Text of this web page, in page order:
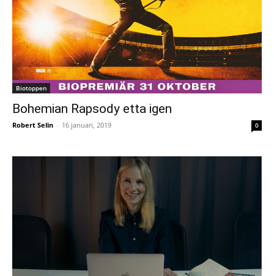
Biotoppen
Bohemian Rapsody etta igen
Robert Selin - 16 januari, 2019 0